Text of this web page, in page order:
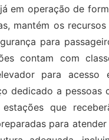
em operação de
mantém os recursos
para
contam com
para acesso
dedicado a pessoas
estações que
para